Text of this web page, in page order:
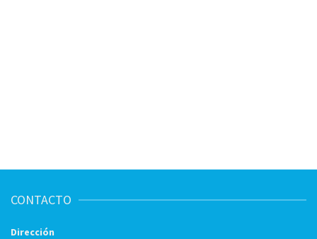
CONTACTO
Dirección